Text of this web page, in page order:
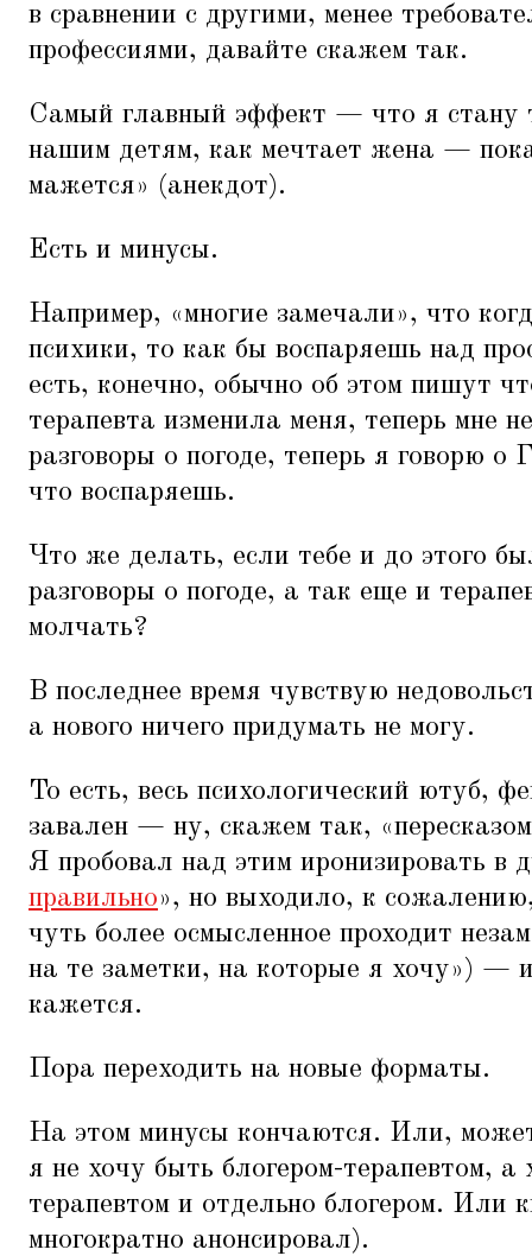
в сравнении с другими, менее
профессиями, давайте скажем так.
Самый главный эффект — что я стану
нашим детям, как мечтает жена —
мажется» (анекдот).
Есть и минусы.
Например, «многие замечали», что
психики, то как бы воспаряешь над
есть, конечно, обычно об этом пишут
терапевта изменила меня, теперь мне
разговоры о погоде, теперь я говорю
что воспаряешь.
Что же делать, если тебе и до этого
разговоры о погоде, а так еще и
молчать?
В последнее время чувствую
а нового ничего придумать не могу.
То есть, весь психологический ютуб,
завален — ну, скажем так, «
Я пробовал над этим иронизировать в
правильно», но выходило, к
чуть более осмысленное проходит
на те заметки, на которые я хочу») —
кажется.
Пора переходить на новые форматы.
На этом минусы кончаются. Или,
я не хочу быть блогером-терапевтом, а
терапевтом и отдельно блогером. Или
многократно анонсировал).